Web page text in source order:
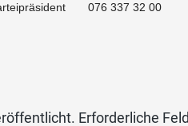
076 337 32 00
Erforderliche